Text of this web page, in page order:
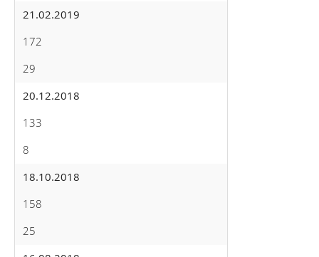
21.02.2019
172
29
20.12.2018
133
8
18.10.2018
158
25